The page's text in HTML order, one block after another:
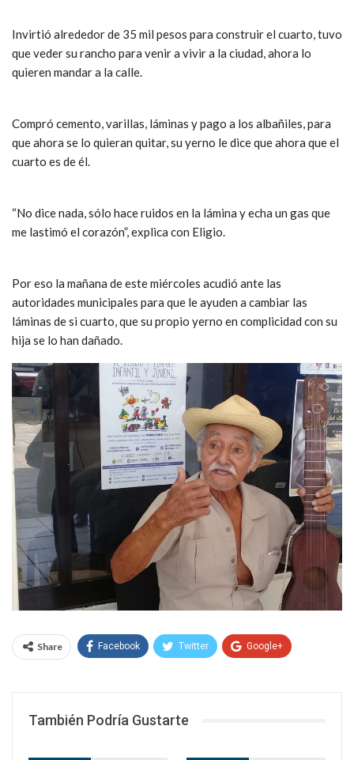
Invirtió alrededor de 35 mil pesos para construir el cuarto, tuvo
que veder su rancho para venir a vivir a la ciudad, ahora lo
quieren mandar a la calle.
Compró cemento, varillas, láminas y pago a los albañiles, para
que ahora se lo quieran quitar, su yerno le dice que ahora que el
cuarto es de él.
“No dice nada, sólo hace ruidos en la lámina y echa un gas que
me lastimó el corazón”, explica con Eligio.
Por eso la mañana de este miércoles acudió ante las
autoridades municipales para que le ayuden a cambiar las
láminas de si cuarto, que su propio yerno en complicidad con su
hija se lo han dañado.
Share Facebook Twitter Google+
También Podría Gustarte